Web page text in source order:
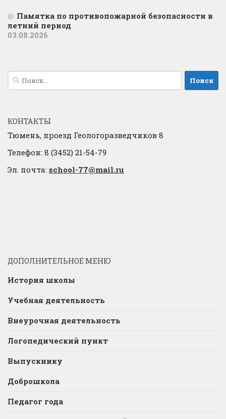
Памятка по противопожарной безопасности в
летний период
03.08.2026
Найти:
КОНТАКТЫ
Тюмень, проезд Геологоразведчиков 8
Телефон: 8 (3452) 21-54-79
Эл. почта: school-77@mail.ru
ДОПОЛНИТЕЛЬНОЕ МЕНЮ
История школы
Учебная деятельность
Внеурочная деятельность
Логопедический пункт
Выпускнику
Доброшкола
Педагог года